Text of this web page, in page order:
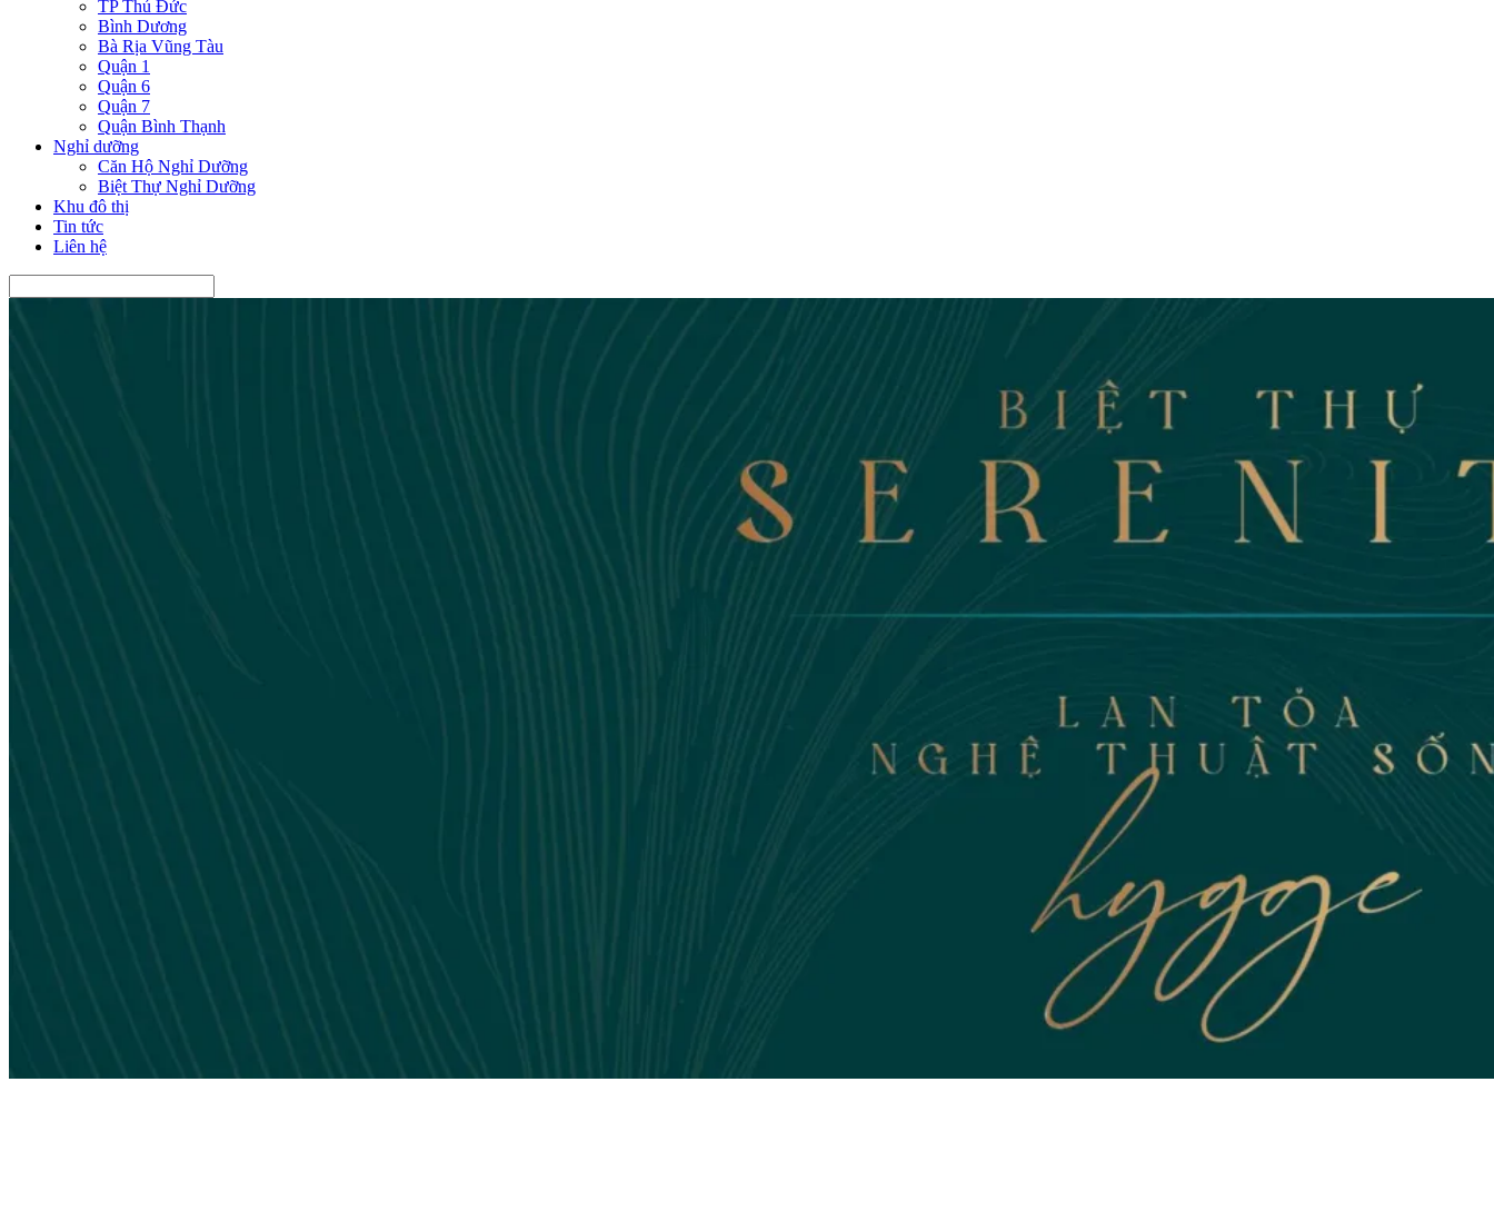
TP Thủ Đức
Bình Dương
Bà Rịa Vũng Tàu
Quận 1
Quận 6
Quận 7
Quận Bình Thạnh
Nghỉ dưỡng
Căn Hộ Nghỉ Dưỡng
Biệt Thự Nghỉ Dưỡng
Khu đô thị
Tin tức
Liên hệ